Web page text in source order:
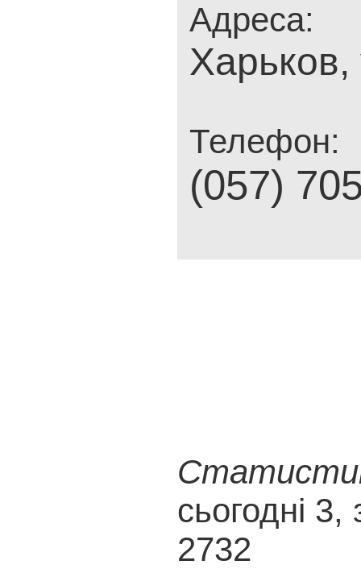
Адреса:
Харьков,
Телефон:
(057)
сьогодні 3,
2732